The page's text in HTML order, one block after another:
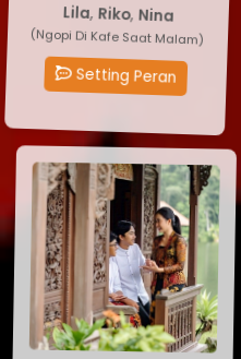
Lila ,Riko ,Nina
(Ngopi Di Kafe Saat Malam)
Setting Peran